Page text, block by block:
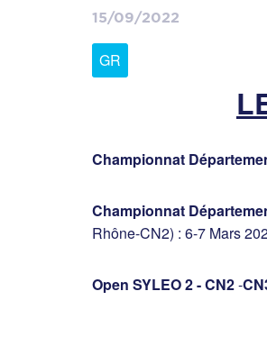
15/09/2022
GR
Championnat
Championnat
Rhône-CN2) : 6-7 Mars
Open SYLEO 2 - CN2-